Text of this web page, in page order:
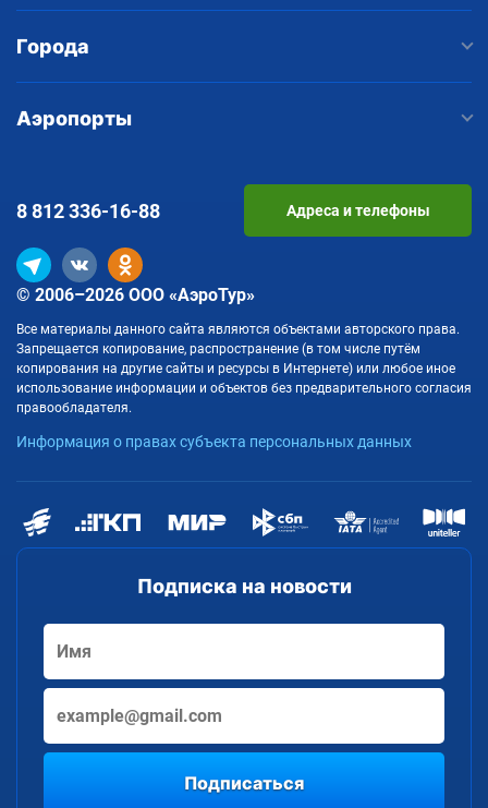
Города
Аэропорты
Подписка на новости
Подписаться
© 2006–2026 ООО «АэроТур»
Все материалы данного сайта являются объектами авторского права.
Запрещается копирование, распространение (в том числе путём
копирования на другие сайты и ресурсы в Интернете) или любое иное
использование информации и объектов без предварительного согласия
правообладателя.
Информация о правах субъекта персональных данных
8 812336-16-88 Адреса и телефоны